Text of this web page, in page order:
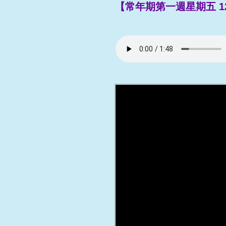
【常年期第一週星期五